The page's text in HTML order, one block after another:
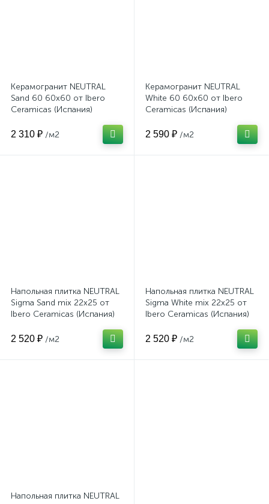
Керамогранит NEUTRAL
Sand 60 60x60 от Ibero
Ceramicas (Испания)
2 310 ₽ /м2
Керамогранит NEUTRAL
White 60 60x60 от Ibero
Ceramicas (Испания)
2 590 ₽ /м2
Напольная плитка NEUTRAL
Sigma Sand mix 22x25 от
Ibero Ceramicas (Испания)
2 520 ₽ /м2
Напольная плитка NEUTRAL
Sigma White mix 22x25 от
Ibero Ceramicas (Испания)
2 520 ₽ /м2
Напольная плитка NEUTRAL